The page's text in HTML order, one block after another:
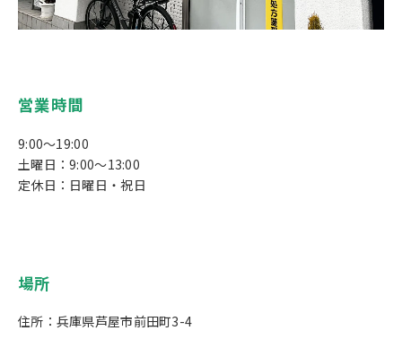
営業時間
9:00～19:00
土曜日：9:00～13:00
定休日：日曜日・祝日
場所
住所：兵庫県芦屋市前田町3-4